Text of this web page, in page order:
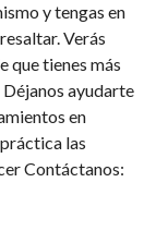
y tengas en
Verás
que tienes más
ayudarte
en
las
Contáctanos: